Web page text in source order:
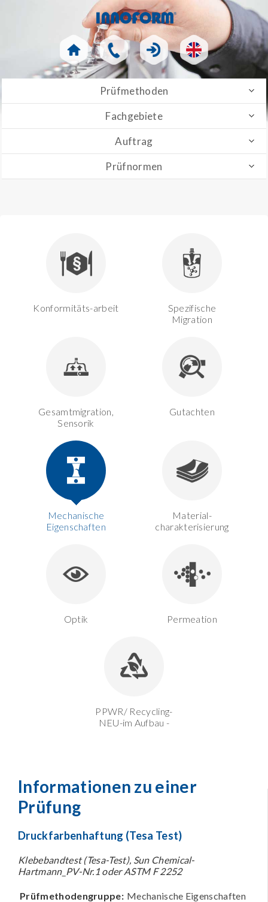
Prüfmethoden
Fachgebiete
Auftrag
Prüfnormen
Konformitäts-arbeit
Spezifische
Migration
Gesamtmigration,
Sensorik
Gutachten
Mechanische
Eigenschaften
Material-
charakterisierung
Optik Permeation
PPWR/ Recycling-
NEU-im Aufbau -
Informationen zu einer
Prüfung
Druckfarbenhaftung (Tesa Test)
Klebebandtest (Tesa-Test), Sun Chemical-
Hartmann_PV-Nr.1 oder ASTM F 2252
Prüfmethodengruppe: Mechanische Eigenschaften